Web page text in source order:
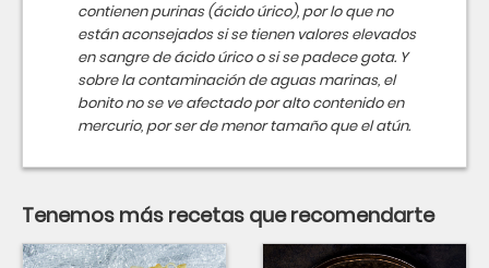
contienen purinas (ácido úrico), por lo que no
están aconsejados si se tienen valores elevados
en sangre de ácido úrico o si se padece gota. Y
sobre la contaminación de aguas marinas, el
bonito no se ve afectado por alto contenido en
mercurio, por ser de menor tamaño que el atún.
Tenemos más recetas que recomendarte